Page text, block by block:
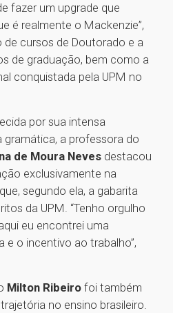
fazer um upgrade que
é realmente o Mackenzie”,
de cursos de Doutorado e a
de graduação, bem como a
conquistada pela UPM no
por sua intensa
a professora do
de Moura Neves destacou
exclusivamente na
segundo ela, a gabarita
da UPM. “Tenho orgulho
eu encontrei uma
e o incentivo ao trabalho”,
Milton Ribeiro foi também
no ensino brasileiro.